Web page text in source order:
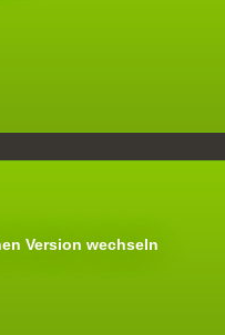
Version wechseln